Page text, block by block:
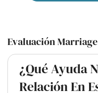
Evaluación
¿Qué Ayuda
Relación En